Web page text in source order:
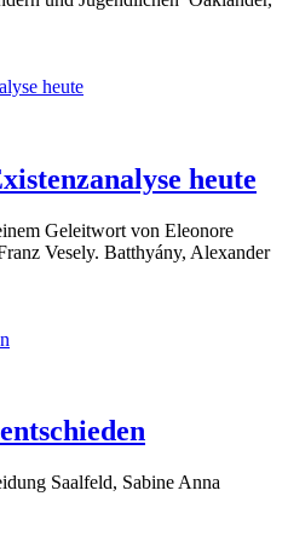
heute
Geleitwort von Eleonore
Vesely. Batthyány, Alexander
Saalfeld, Sabine Anna